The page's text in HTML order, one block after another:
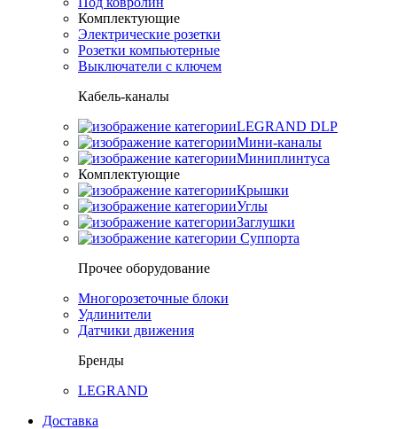
Комплектующие
Электрические розетки
Розетки компьютерные
Выключатели с ключем
Кабель-каналы
LEGRAND DLP
Мини-каналы
Миниплинтуса
Комплектующие
Крышки
Углы
Заглушки
Суппорта
Прочее оборудование
Многорозеточные блоки
Удлинители
Датчики движения
Бренды
LEGRAND
Доставка